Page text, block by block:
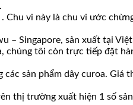
Chu vi này là chu vi ước
– Singapore, sản xuất tại
chúng tôi còn trực tiếp đặt
sản phẩm dây curoa.
thị trường xuất hiện 1 số